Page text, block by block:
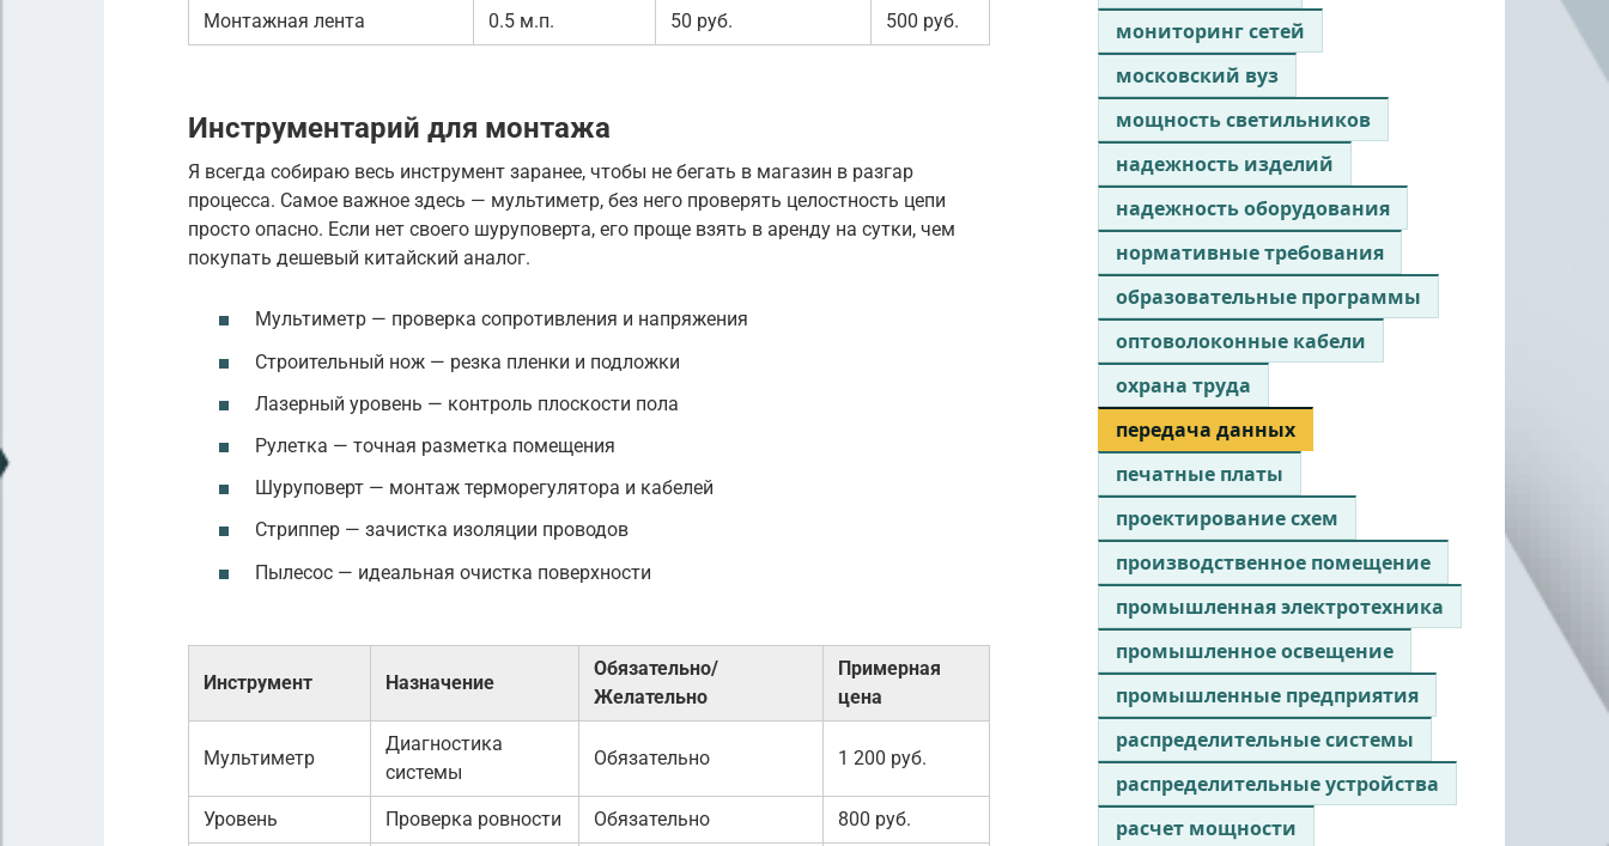
Монтажная лента 0.5 м.п. 50 руб. 500 руб.
Инструментарий для монтажа
Я всегда собираю весь инструмент заранее, чтобы не бегать в магазин в разгар
процесса. Самое важное здесь — мультиметр, без него проверять целостность цепи
просто опасно. Если нет своего шуруповерта, его проще взять в аренду на сутки, чем
покупать дешевый китайский аналог.
Мультиметр — проверка сопротивления и напряжения
Строительный нож — резка пленки и подложки
Лазерный уровень — контроль плоскости пола
Рулетка — точная разметка помещения
Шуруповерт — монтаж терморегулятора и кабелей
Стриппер — зачистка изоляции проводов
Пылесос — идеальная очистка поверхности
Инструмент Назначение
Обязательно/
Желательно
Примерная
цена
Мультиметр
Диагностика
системы
Обязательно 1 200 руб.
Уровень Проверка ровности Обязательно 800 руб.
мониторинг сетей
московский вуз
мощность светильников
надежность изделий
надежность оборудования
нормативные требования
образовательные программы
оптоволоконные кабели
охрана труда
передача данных
печатные платы
проектирование схем
производственное помещение
промышленная электротехника
промышленное освещение
промышленные предприятия
распределительные системы
распределительные устройства
расчет мощности